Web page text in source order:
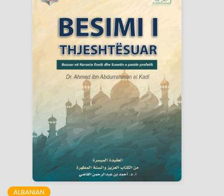
ALBANIAN